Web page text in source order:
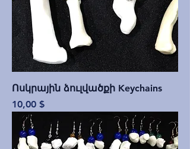
Ոսկրային ձուլվածքի Keychains
Price
10,00 $